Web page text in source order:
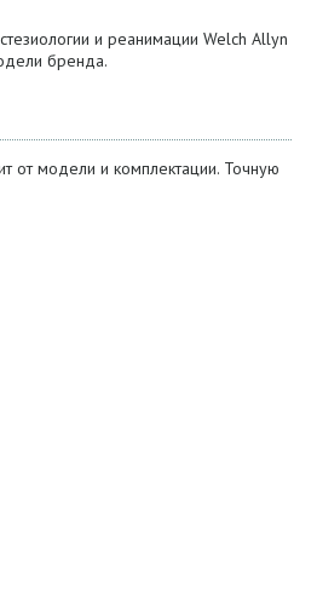
и реанимации Welch Allyn
бренда.
от модели и комплектации. Точную